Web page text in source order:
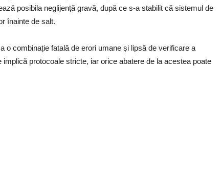
posibila neglijență gravă, după ce s-a stabilit că sistemul de
înainte de salt.
o combinație fatală de erori umane și lipsă de verificare a
protocoale stricte, iar orice abatere de la acestea poate